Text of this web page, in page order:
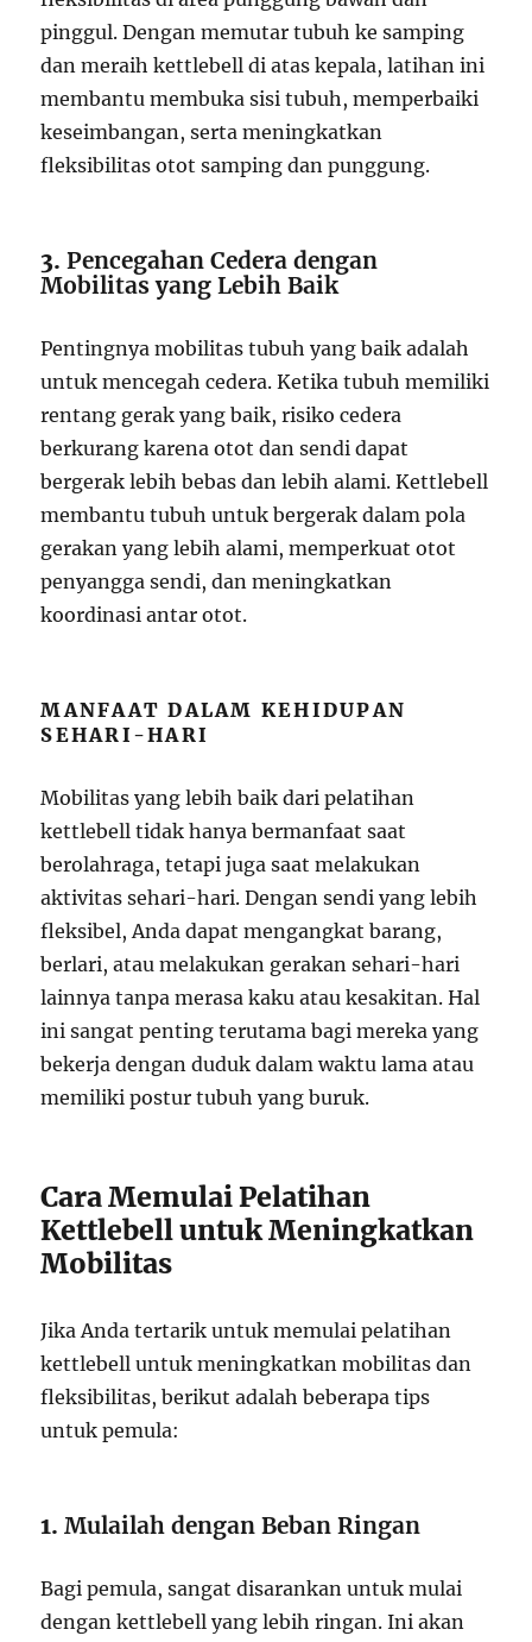
pinggul. Dengan memutar tubuh ke samping
dan meraih kettlebell di atas kepala, latihan ini
membantu membuka sisi tubuh, memperbaiki
keseimbangan, serta meningkatkan
fleksibilitas otot samping dan punggung.
3.Pencegahan Cedera dengan
Mobilitas yang Lebih Baik
Pentingnya mobilitas tubuh yang baik adalah
untuk mencegah cedera. Ketika tubuh memiliki
rentang gerak yang baik, risiko cedera
berkurang karena otot dan sendi dapat
bergerak lebih bebas dan lebih alami. Kettlebell
membantu tubuh untuk bergerak dalam pola
gerakan yang lebih alami, memperkuat otot
penyangga sendi, dan meningkatkan
koordinasi antar otot.
MANFAAT DALAM KEHIDUPAN
SEHARI-HARI
Mobilitas yang lebih baik dari pelatihan
kettlebell tidak hanya bermanfaat saat
berolahraga, tetapi juga saat melakukan
aktivitas sehari-hari. Dengan sendi yang lebih
fleksibel, Anda dapat mengangkat barang,
berlari, atau melakukan gerakan sehari-hari
lainnya tanpa merasa kaku atau kesakitan. Hal
ini sangat penting terutama bagi mereka yang
bekerja dengan duduk dalam waktu lama atau
memiliki postur tubuh yang buruk.
Cara Memulai Pelatihan
Kettlebell untuk Meningkatkan
Mobilitas
Jika Anda tertarik untuk memulai pelatihan
kettlebell untuk meningkatkan mobilitas dan
fleksibilitas, berikut adalah beberapa tips
untuk pemula:
1.Mulailah dengan Beban Ringan
Bagi pemula, sangat disarankan untuk mulai
dengan kettlebell yang lebih ringan. Ini akan